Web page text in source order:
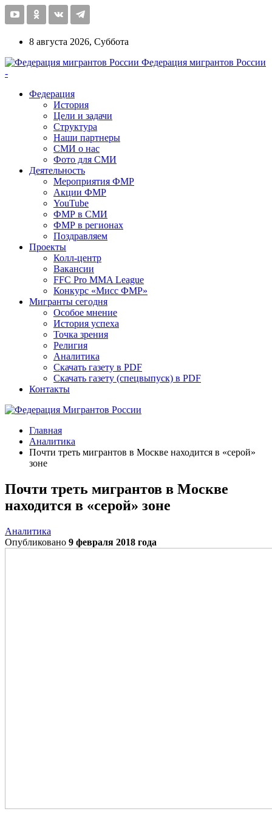
8 августа 2026, Суббота
Федерация мигрантов России
-
Федерация
История
Цели и задачи
Структура
Наши партнеры
СМИ о нас
Фото для СМИ
Деятельность
Мероприятия ФМР
Акции ФМР
YouTube
ФМР в СМИ
ФМР в регионах
Поздравляем
Проекты
Колл-центр
Вакансии
FFC Pro MMA League
Конкурс «Мисс ФМР»
Мигранты сегодня
Особое мнение
История успеха
Точка зрения
Религия
Аналитика
Скачать газету в PDF
Скачать газету (спецвыпуск) в PDF
Контакты
Главная
Аналитика
Почти треть мигрантов в Москве находится в «серой»
зоне
Почти треть мигрантов в Москве
находится в «серой» зоне
Аналитика
Опубликовано 9 февраля 2018 года